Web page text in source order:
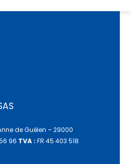
de Guélen – 29000
96 TVA : FR 45 403 518